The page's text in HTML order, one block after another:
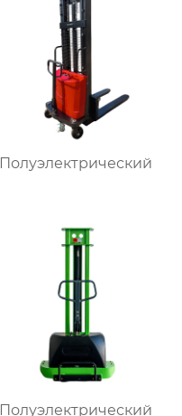
Полуэлектрический
Полуэлектрический